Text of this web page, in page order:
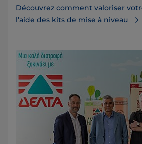
Découvrez comment valoriser
l’aide des kits de mise à niveau